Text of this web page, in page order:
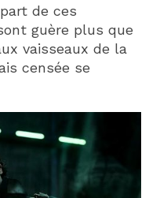
de ces
guère plus que
vaisseaux de la
censée se